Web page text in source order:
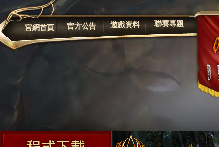
官網首頁 官方公告 遊戲資料 聯賽專題